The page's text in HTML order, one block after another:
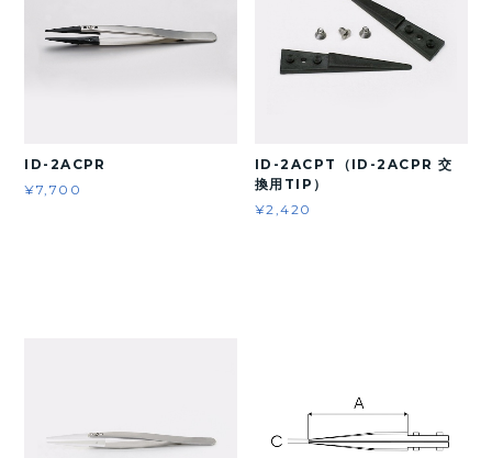
ID-2ACPR
¥7,700
ID-2ACPT（ID-2ACPR 交
換用TIP）
¥2,420